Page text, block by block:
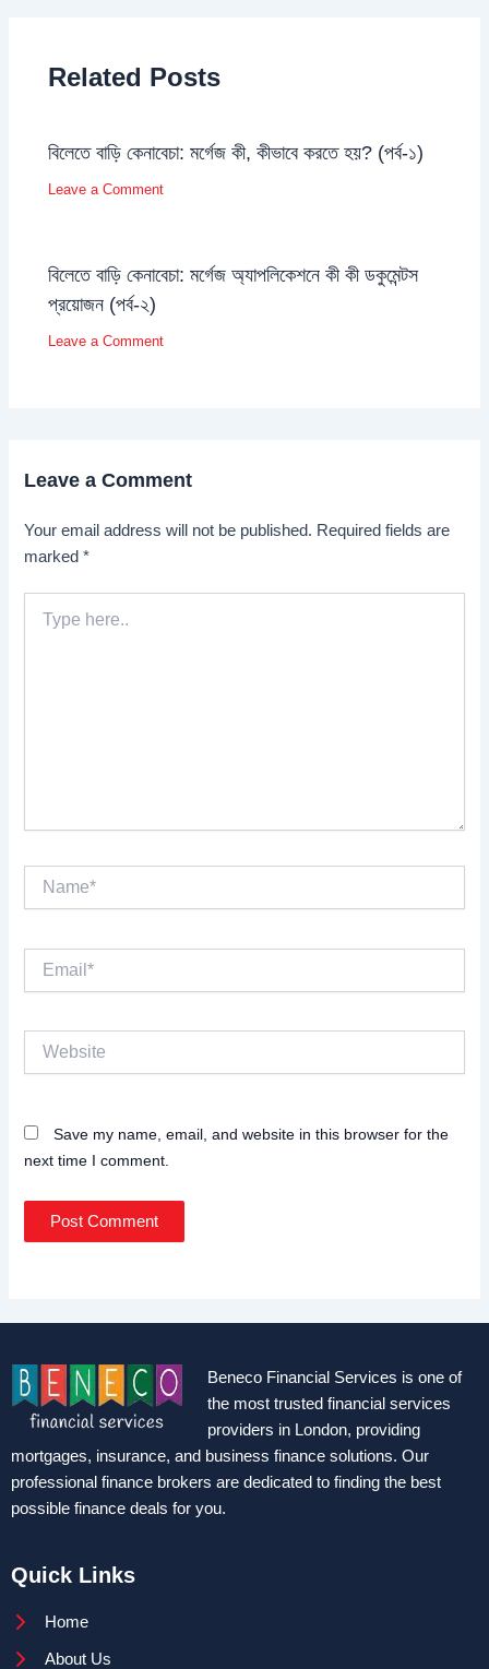
Related Posts
বিলেতে বাড়ি কেনাবেচা: মর্গেজ কী, কীভাবে করতে হয়? (পর্ব-১)
Leave a Comment
বিলেতে বাড়ি কেনাবেচা: মর্গেজ অ্যাপলিকেশনে কী কী ডকুমেন্টস
প্রয়োজন (পর্ব-২)
Leave a Comment
Leave a Comment
Your email address will not be published. Required fields are
marked*
here..
Name*
Website
Save my name, email, and website in this browser for the
next time I comment.
Beneco Financial Services is one of
the most trusted financial services
providers in London, providing
mortgages, insurance, and business finance solutions. Our
professional finance brokers are dedicated to finding the best
possible finance deals for you.
Quick Links
Home
About Us